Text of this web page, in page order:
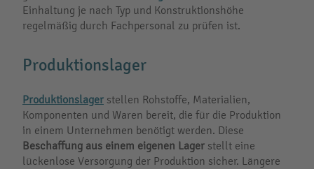
Einhaltung je nach Typ und Konstruktionshöhe
regelmäßig durch Fachpersonal zu prüfen ist.
Produktionslager
Produktionslager stellen Rohstoffe, Materialien,
Komponenten und Waren bereit, die für die Produktion
in einem Unternehmen benötigt werden. Diese
Beschaffung aus einem eigenen Lager stellt eine
lückenlose Versorgung der Produktion sicher. Längere